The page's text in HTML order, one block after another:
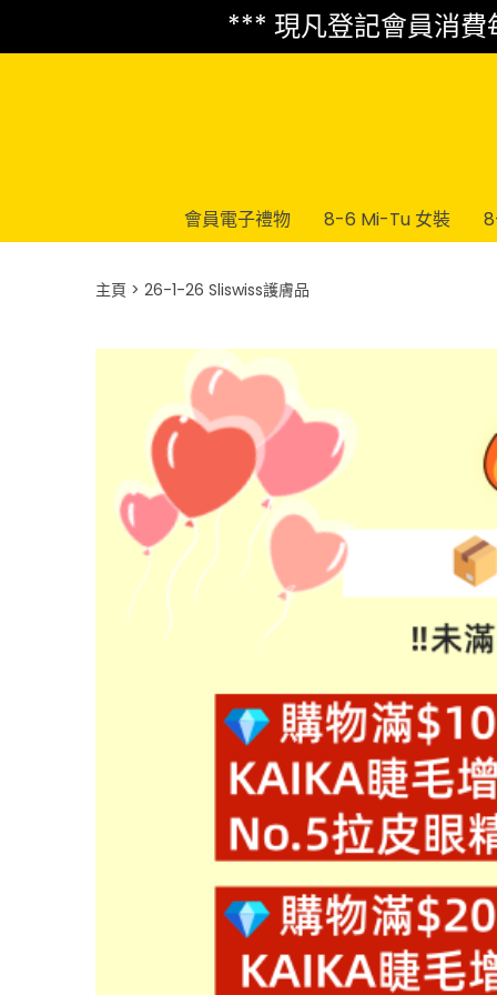
*** 現凡登記會員消
會員電子禮物 8-6 Mi-Tu 女裝
主頁 26-1-26 Sliswiss護膚品